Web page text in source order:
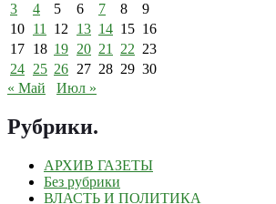
3
4 5 6 7 8
9
10 11 12 13 14 15 16
17 18 19 20 21 22 23
24 25 26 27 28 29 30
« Май
Июл »
Рубрики.
АРХИВ ГАЗЕТЫ
Без рубрики
ВЛАСТЬ И ПОЛИТИКА